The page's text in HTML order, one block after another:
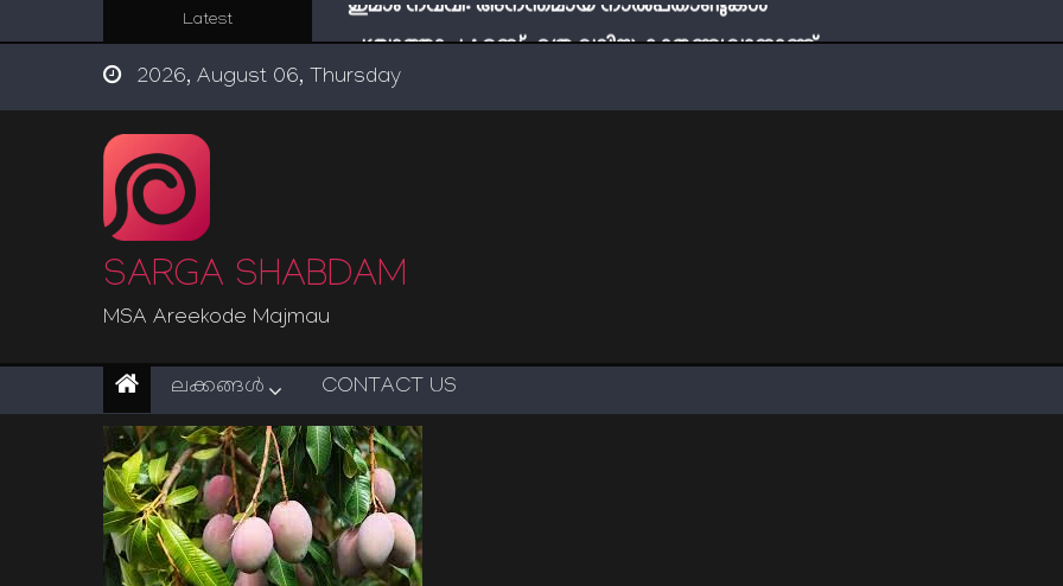
Latest
പശ്ചാത്താപം: റബ്ബ് എത്ര വലിയ കാരുണ്യവാനാണ്
ഇന്ന് നേടിയാൽ ഇരട്ടി നേടാം
“ട്രംപ് 2.0” അധികാരത്തിന്‍റെ നിഴലിലെ എപ്സ്റ്റീന്‍ രഹസ്യങ്ങള്‍
2026, August 06, Thursday
SARGA SHABDAM
MSA Areekode Majmau
ലക്കങ്ങള്‍ CONTACT US